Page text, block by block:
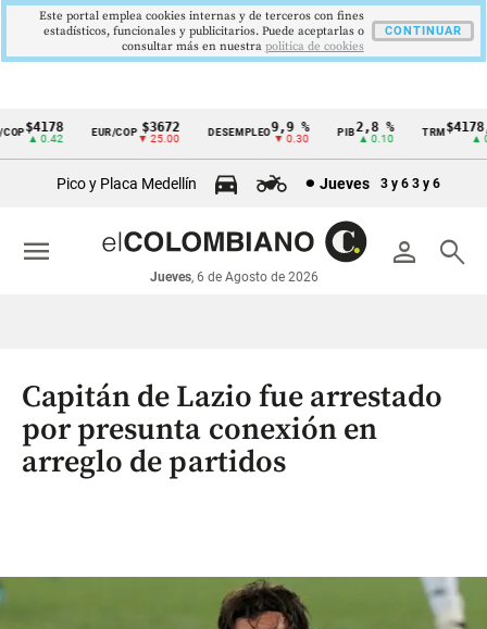
Cintillo
económicos
Colombia
$4178
▲ 0.42
EUR/COP $3672
▼ 25.00
DESEMPLEO9,9 %
▼ 0.30
2,8 %
▲ 0.10
TRM
▲
Pico y Placa Medellín Jueves 3 y 6 3 y 6
person search
Jueves, 6 de Agosto de 2026
menu
Capitán de Lazio fue arrestado
por presunta conexión en
arreglo de partidos
Este portal emplea cookies internas y de terceros con fines
estadísticos, funcionales y publicitarios. Puede aceptarlas o
consultar más en nuestra politica de cookies
CONTINUAR